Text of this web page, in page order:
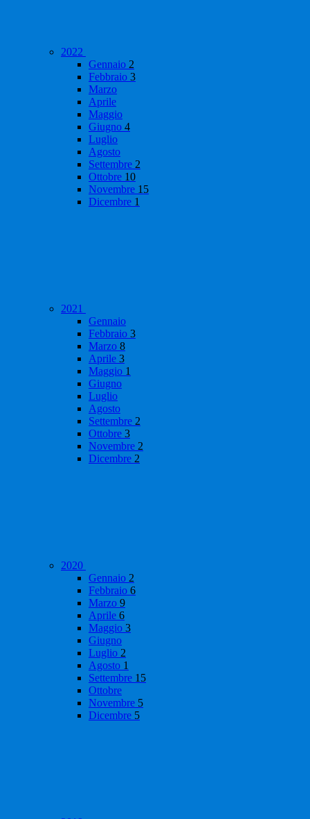
2022
Gennaio 2
Febbraio 3
Marzo
Aprile
Maggio
Giugno 4
Luglio
Agosto
Settembre 2
Ottobre 10
Novembre 15
Dicembre 1
2021
Gennaio
Febbraio 3
Marzo 8
Aprile 3
Maggio 1
Giugno
Luglio
Agosto
Settembre 2
Ottobre 3
Novembre 2
Dicembre 2
2020
Gennaio 2
Febbraio 6
Marzo 9
Aprile 6
Maggio 3
Giugno
Luglio 2
Agosto 1
Settembre 15
Ottobre
Novembre 5
Dicembre 5